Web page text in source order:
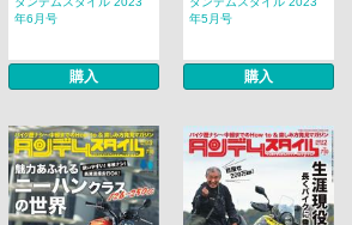
年6月号
購入
年5月号
購入